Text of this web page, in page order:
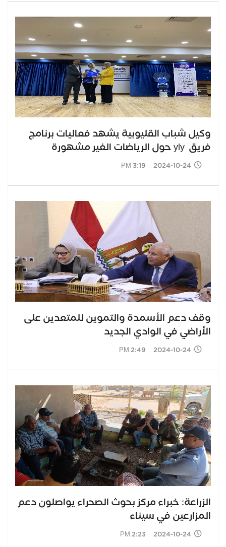
وكيل شباب القليوبية يشهد فعاليات برنامج
فريق yly حول الرياضات الغير مشهورة
2024-10-24 3:19 PM
وقف دعم الأسمدة والتموين للمتعدين على
الأراضي في الوادي الجديد
2024-10-24 2:49 PM
الزراعة: خبراء مركز بحوث الصحراء يواصلون دعم
المزارعين في سيناء
2024-10-24 2:23 PM